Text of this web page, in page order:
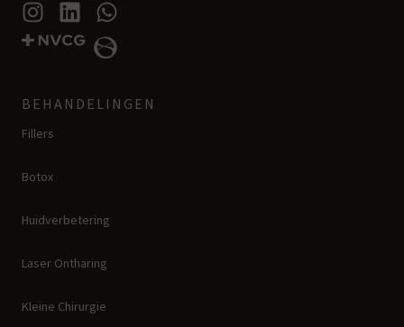
BEHANDELINGEN
Fillers
Botox
Huidverbetering
Laser Ontharing
Kleine Chirurgie